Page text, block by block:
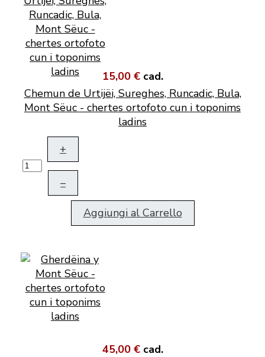
15,00 € cad.
Chemun de Urtijëi, Sureghes, Runcadic, Bula,
Mont Sëuc - chertes ortofoto cun i toponims
ladins
+
–
Aggiungi al Carrello
45,00 € cad.